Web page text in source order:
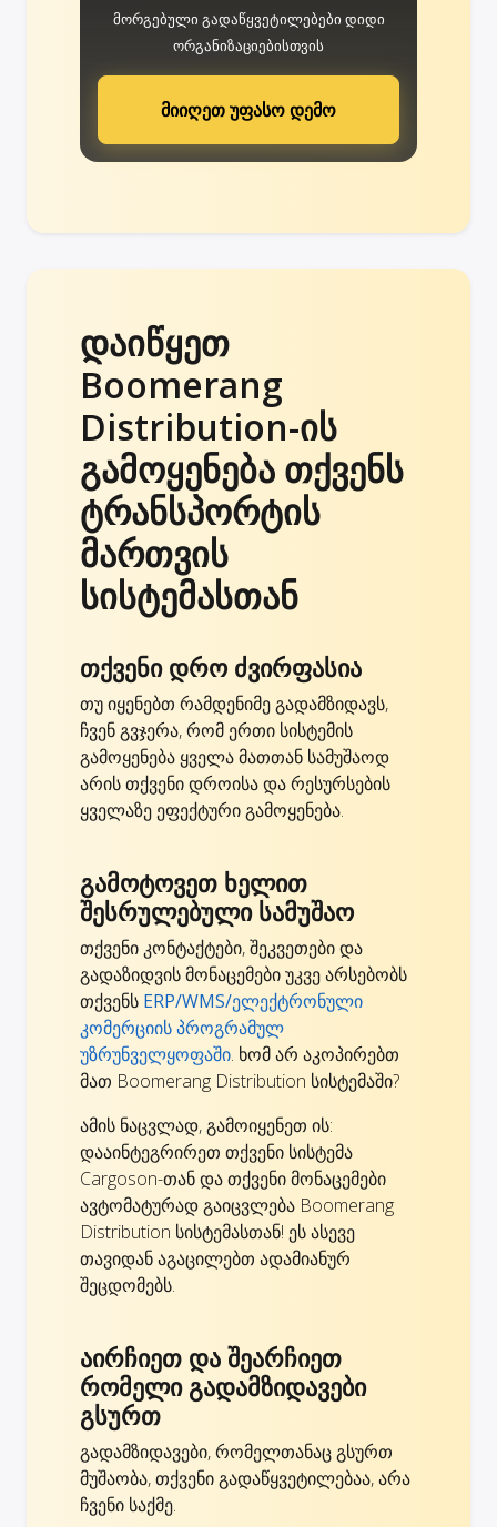
მორგებული გადაწყვეტილებები დიდი
ორგანიზაციებისთვის
მიიღეთ უფასო დემო
დაიწყეთ
Boomerang
Distribution-ის
გამოყენება თქვენს
ტრანსპორტის
მართვის
სისტემასთან
თქვენი დრო ძვირფასია
თუ იყენებთ რამდენიმე გადამზიდავს,
ჩვენ გვჯერა, რომ ერთი სისტემის
გამოყენება ყველა მათთან სამუშაოდ
არის თქვენი დროისა და რესურსების
ყველაზე ეფექტური გამოყენება.
გამოტოვეთ ხელით
შესრულებული სამუშაო
თქვენი კონტაქტები, შეკვეთები და
გადაზიდვის მონაცემები უკვე არსებობს
თქვენს ERP/WMS/ელექტრონული
კომერციის პროგრამულ
უზრუნველყოფაში. ხომ არ აკოპირებთ
მათ Boomerang Distribution სისტემაში?
ამის ნაცვლად, გამოიყენეთ ის:
დააინტეგრირეთ თქვენი სისტემა
Cargoson-თან და თქვენი მონაცემები
ავტომატურად გაიცვლება Boomerang
Distribution სისტემასთან! ეს ასევე
თავიდან აგაცილებთ ადამიანურ
შეცდომებს.
აირჩიეთ და შეარჩიეთ
რომელი გადამზიდავები
გსურთ
გადამზიდავები, რომელთანაც გსურთ
მუშაობა, თქვენი გადაწყვეტილებაა, არა
ჩვენი საქმე.